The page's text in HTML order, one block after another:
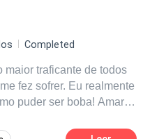
flor de ningún hombre, se
sellará el destino de
Completed
fez sofrer. Eu realmente
ser boba! Amar